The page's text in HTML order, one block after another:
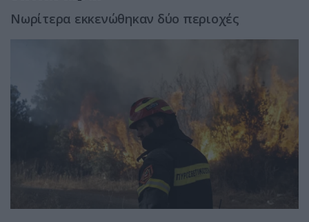
Νωρίτερα εκκενώθηκαν δύο περιοχές